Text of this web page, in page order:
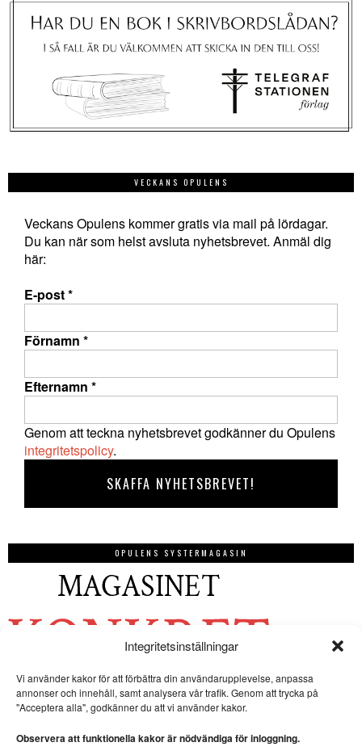
Integritetsinställningar
Vi använder kakor för att förbättra din användarupplevelse, anpassa
annonser och innehåll, samt analysera vår trafik. Genom att trycka på
"Acceptera alla", godkänner du att vi använder kakor.
Observera att funktionella kakor är nödvändiga för inloggning.
VECKANS OPULENS
Veckans Opulens kommer gratis via mail på lördagar.
Du kan när som helst avsluta nyhetsbrevet. Anmäl dig
här:
E-post*
Förnamn *
Efternamn *
Genom att teckna nyhetsbrevet godkänner du Opulens
integritetspolicy.
OPULENS SYSTERMAGASIN